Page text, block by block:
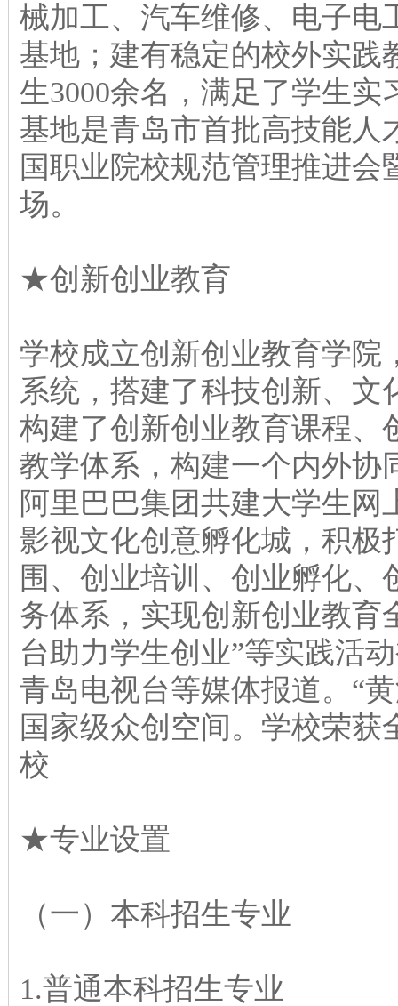
械加工、汽车维修、电子电
基地；建有稳定的校外实践
生3000余名，满足了学生
基地是青岛市首批高技能人
国职业院校规范管理推进
场。
★创新创业教育
学校成立创新创业教育学院
系统，搭建了科技创新、
构建了创新创业教育课程、
教学体系，构建一个内外协
阿里巴巴集团共建大学生
影视文化创意孵化城，积极
围、创业培训、创业孵化
务体系，实现创新创业教育
台助力学生创业”等实践活
青岛电视台等媒体报道。“
国家级众创空间。学校荣
校
★专业设置
（一）本科招生专业
1.普通本科招生专业